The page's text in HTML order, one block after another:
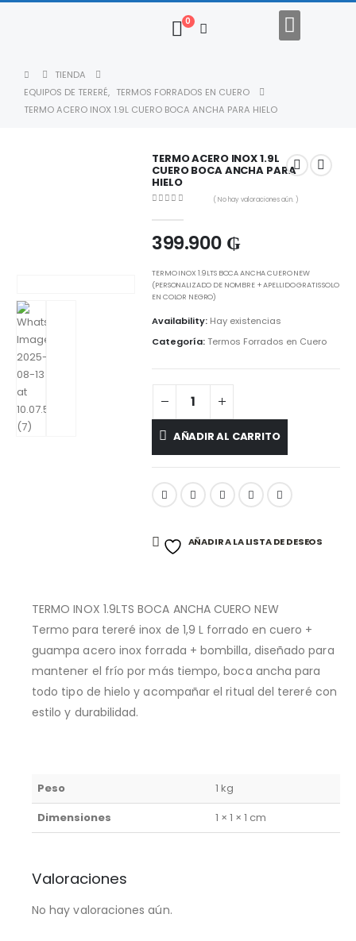
0
TIENDA
EQUIPOS DE TERERÉ, TERMOS FORRADOS EN CUERO
TERMO ACERO INOX 1.9L CUERO BOCA ANCHA PARA HIELO
TERMO ACERO INOX 1.9L
CUERO BOCA ANCHA PARA
HIELO
( No hay valoraciones aún. )
399.900 ₲
TERMO INOX 1.9LTS BOCA ANCHA CUERO NEW
(PERSONALIZADO DE NOMBRE + APELLIDO GRATIS SOLO
EN COLOR NEGRO)
Availability: Hay existencias
Categoría:Termos Forrados en Cuero
AÑADIR AL CARRITO
AÑADIR A LA LISTA DE DESEOS
TERMO INOX 1.9LTS BOCA ANCHA CUERO NEW
Termo para tereré inox de 1,9 L forrado en cuero +
guampa acero inox forrada + bombilla, diseñado para
mantener el frío por más tiempo, boca ancha para
todo tipo de hielo y acompañar el ritual del tereré con
estilo y durabilidad.
Peso
1 kg
Dimensiones
1 × 1 × 1 cm
Valoraciones
No hay valoraciones aún.